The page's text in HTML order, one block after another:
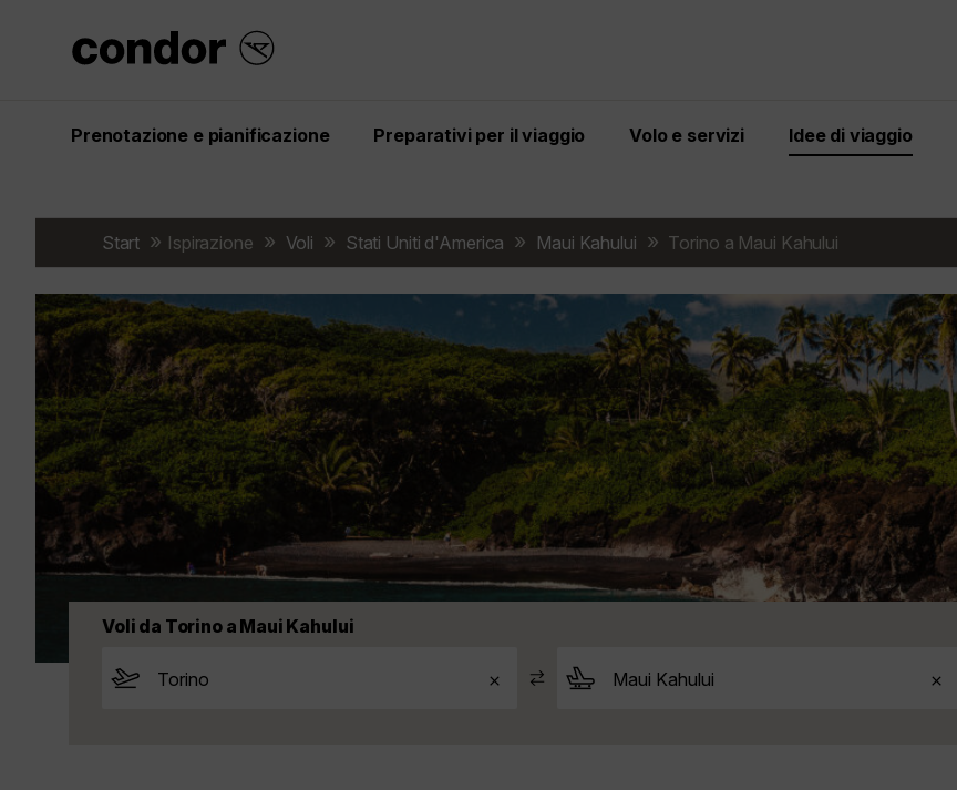
Prenotazione e pianificazione Preparativi per il viaggio Volo e servizi Idee di viaggio
Start Ispirazione Voli Stati Uniti d'America Maui Kahului Torino a Maui Kahului
Voli da Torino a Maui Kahului